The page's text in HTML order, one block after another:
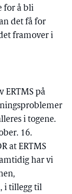
for å bli
det få for
framover i
ERTMS på
i togene.
16.
at ERTMS
har vi
i tillegg til